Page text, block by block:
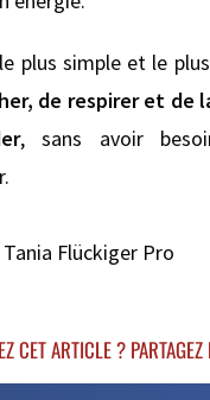
plus simple et le
de respirer et de
, sans avoir
Flückiger Pro
CET ARTICLE ? PARTAGEZ